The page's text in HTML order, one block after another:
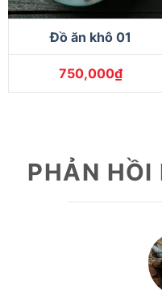
Đồ ăn khô 01
750,000₫
PHẢN HỒI